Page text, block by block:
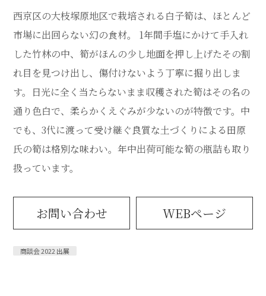
西京区の大枝塚原地区で栽培される白子筍は、ほとんど
市場に出回らない幻の食材。 1年間手塩にかけて手入れ
した竹林の中、筍がほんの少し地面を押し上げたその割
れ目を見つけ出し、傷付けないよう丁寧に掘り出しま
す。日光に全く当たらないまま収穫された筍はその名の
通り色白で、柔らかくえぐみが少ないのが特徴です。中
でも、3代に渡って受け継ぐ良質な土づくりによる田原
氏の筍は格別な味わい。年中出荷可能な筍の瓶詰も取り
扱っています。
お問い合わせ WEBページ
商談会 2022 出展